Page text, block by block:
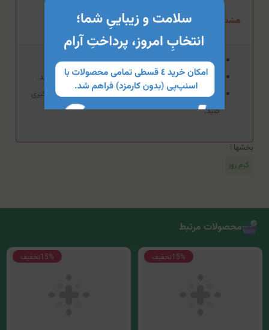
هشدار مصرف کرم روز اسکین کد (SPF15)
از مصرف بیش از حد این محصول بپرهیزید.
در صورت بروز حساسیت از مصرف این محصول خودداری کنید.
از تماس این محصول با سطوح مخاطی، چشم‌ها و زخم جلوگیری
کنید.
بخشها :
کرم روز
محصولات مرتبط
15%تخفیف 15%تخفیف